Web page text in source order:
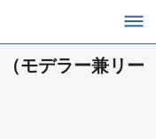
モデラー兼リー